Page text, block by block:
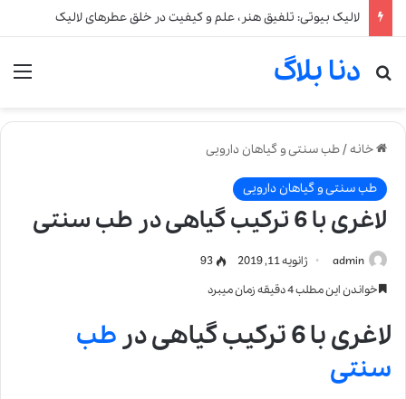
آیا استفاده از عطر برای کودکان خطرناک است؟
دنا بلاگ
جستجو برای
خانه/طب سنتی و گیاهان دارویی
طب سنتی و گیاهان دارویی
لاغری با 6 ترکیب گیاهی در طب سنتی
admin ژانویه 11, 2019
93
خواندن این مطلب 4 دقیقه زمان میبرد
لاغری با 6 ترکیب گیاهی در
طب
سنتی